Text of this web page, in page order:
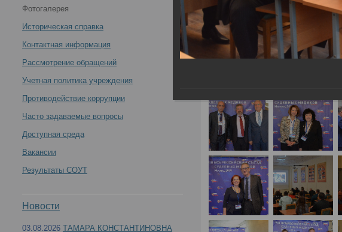
Фотогалерея
Историческая справка
Контактная информация
Рассмотрение обращений
Учетная политика учреждения
Противодействие коррупции
Часто задаваемые вопросы
Доступная среда
Вакансии
Результаты СОУТ
Новости
03.08.2026 ТАМАРА КОНСТАНТИНОВНА